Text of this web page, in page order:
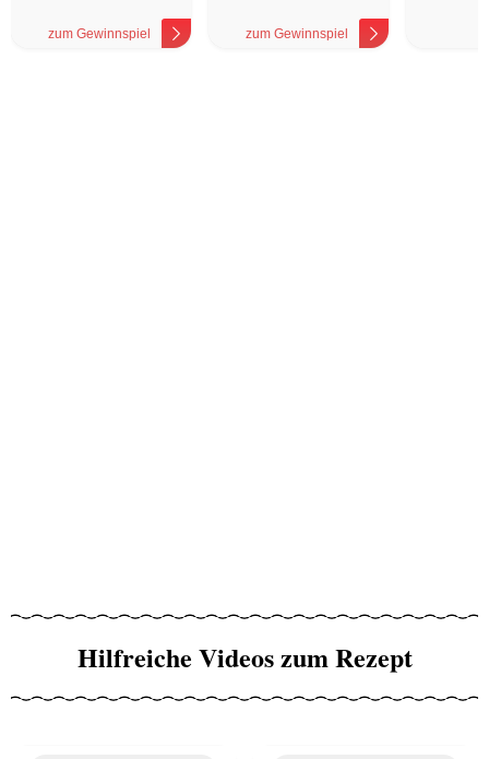
zum Gewinnspiel zum Gewinnspiel
Hilfreiche Videos zum Rezept